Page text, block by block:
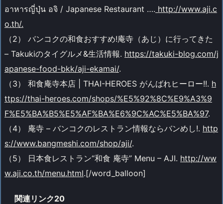
อาหารญี่ปุ่น อจิ / Japanese Restaurant …. http://www.aji.c
o.th/.
（2） バンコクの和食おすすめ!庵寺（あじ）に行ってきた
– Takukiのタイグルメ&生活情報. https://takuki-blog.com/j
apanese-food-bkk/aji-ekamai/.
（3） 和食庵寺本店 | THAI-HEROES がんばれヒーロー!!. h
ttps://thai-heroes.com/shops/%E5%92%8C%E9%A3%9
F%E5%BA%B5%E5%AF%BA%E6%9C%AC%E5%BA%97.
（4） 庵寺 – バンコクのレストラン情報ならバンめし!. http
s://www.bangmeshi.com/shop/aji/.
（5） 日本食レストラン“和食 庵寺” Menu – AJI. http://ww
w.aji.co.th/menu.html.[/word_balloon]
関連リンク20